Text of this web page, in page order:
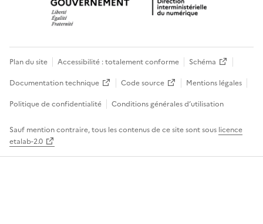
Plan du site Accessibilité : totalement conforme
Schéma
Documentation technique
Code source
Mentions légales
Politique de confidentialité
Conditions générales d’utilisation
Sauf mention contraire, tous les contenus de ce site sont sous licence
etalab-2.0